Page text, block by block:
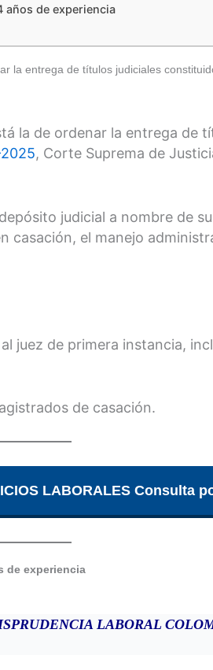
años de experiencia
la entrega de títulos judiciales
la de ordenar la entrega de
, Corte Suprema de
judicial a nombre de
casación, el manejo
juez de primera instancia,
de casación.
LABORALES Consulta
de experiencia
LABORAL